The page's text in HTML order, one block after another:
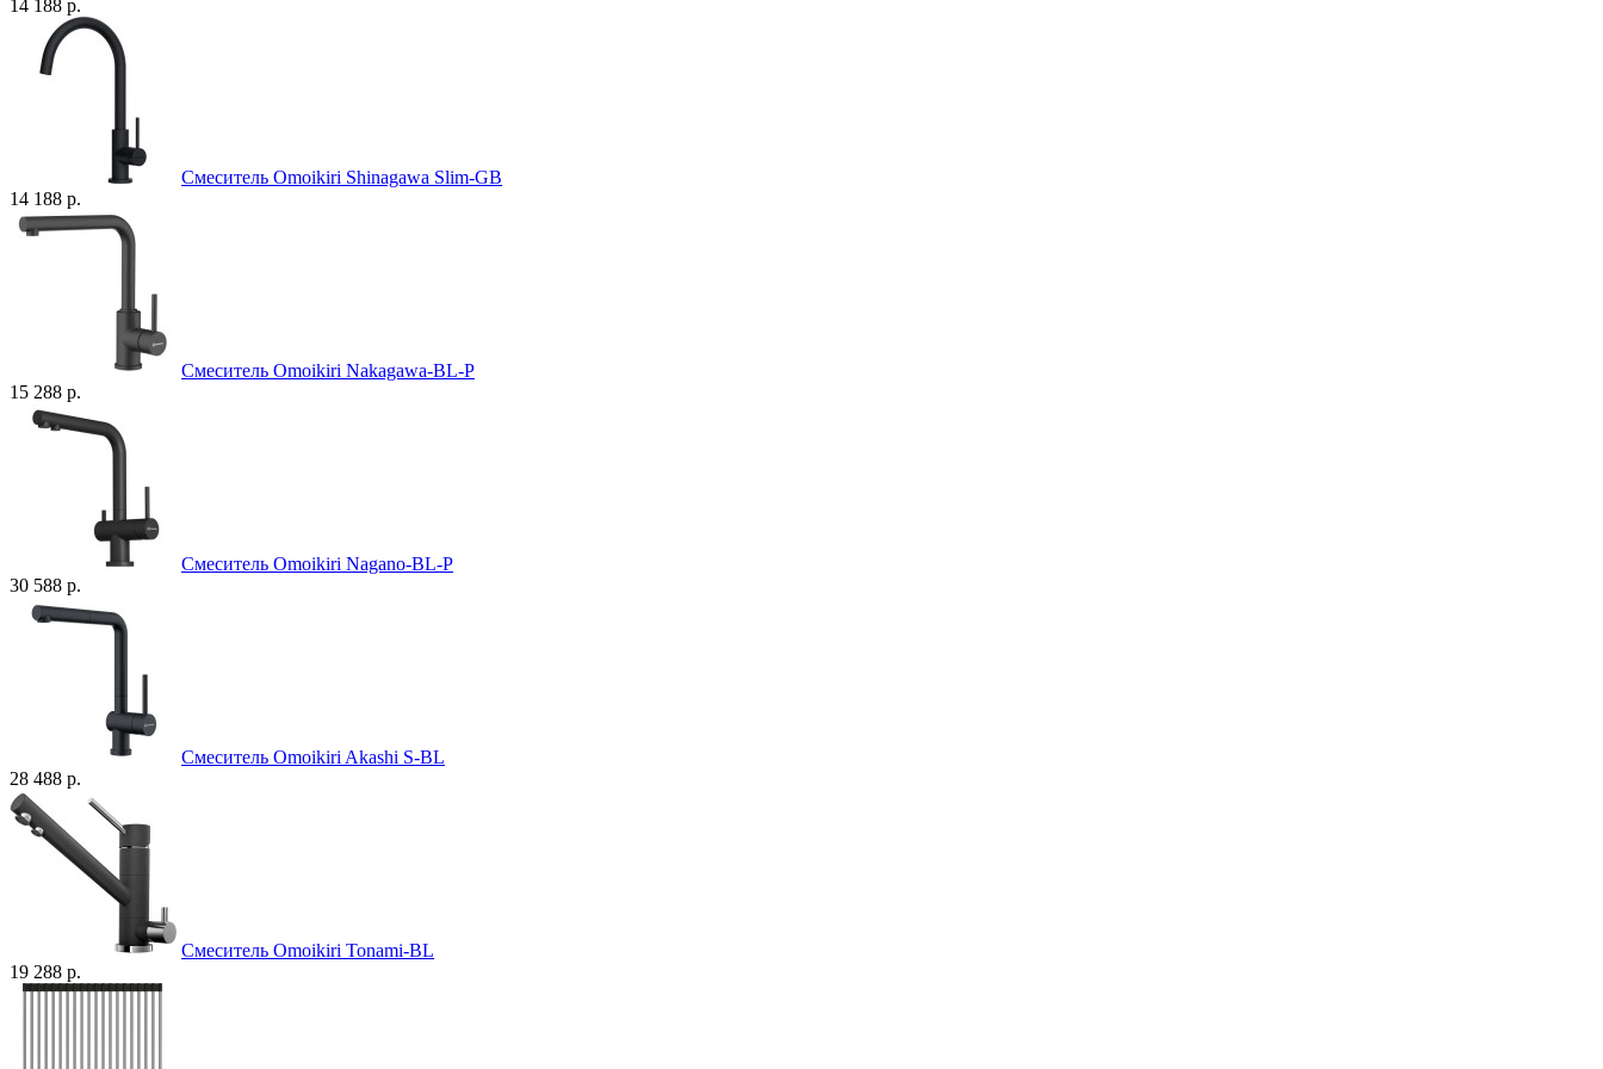
14 188 р.
Смеситель Omoikiri Shinagawa Slim-GB
14 188 р.
Смеситель Omoikiri Nakagawa-BL-P
15 288 р.
Смеситель Omoikiri Nagano-BL-P
30 588 р.
Смеситель Omoikiri Akashi S-BL
28 488 р.
Смеситель Omoikiri Tonami-BL
19 288 р.